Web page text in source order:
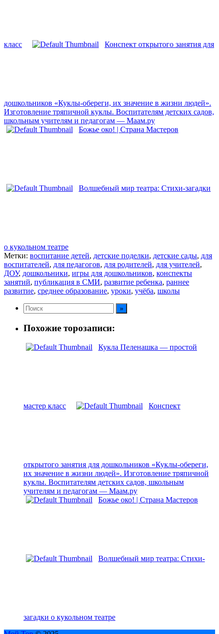
класс Конспект открытого занятия для
дошкольников «Куклы-обереги, их значение в жизни людей».
Изготовление тряпичной куклы. Воспитателям детских садов,
школьным учителям и педагогам — Маам.ру
Божье око! | Страна Мастеров
Волшебный мир театра: Стихи-загадки
о кукольном театре
Метки: воспитание детей, детские поделки, детские сады, для
воспитателей, для педагогов, для родителей, для учителей,
ДОУ, дошкольники, игры для дошкольников, конспекты
занятий, публикация в СМИ, развитие ребенка, раннее
развитие, среднее образование, уроки, учёба, школы
Похожие торозаписи:
Кукла Пеленашка — простой
мастер класс Конспект
открытого занятия для дошкольников «Куклы-обереги,
их значение в жизни людей». Изготовление тряпичной
куклы. Воспитателям детских садов, школьным
учителям и педагогам — Маам.ру
Божье око! | Страна Мастеров
Волшебный мир театра: Стихи-
загадки о кукольном театре